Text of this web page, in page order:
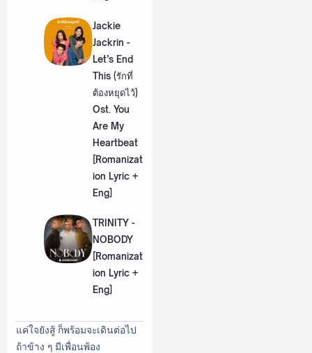
Jackie
Jackrin -
Let’s End
This (รักที่
ต้องหยุดไว้)
Ost. You
Are My
Heartbeat
[Romanizat
ion Lyric +
Eng]
TRINITY -
NOBODY
[Romanizat
ion Lyric +
Eng]
แค่ใจยังสู้ ก็พร้อมจะเดินต่อไป
ถ้าข้าง ๆ มีเพื่อนพ้อง